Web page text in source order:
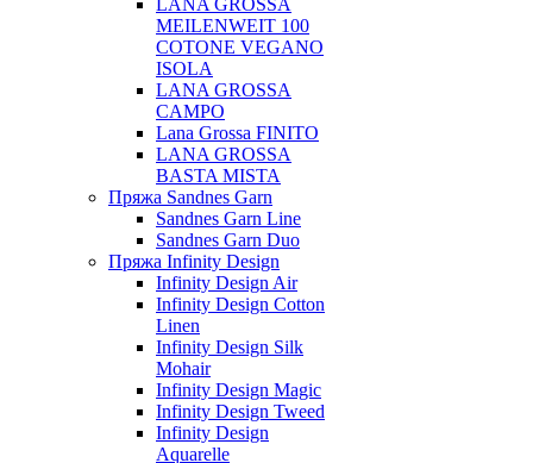
LANA GROSSA
MEILENWEIT 100
COTONE VEGANO
ISOLA
LANA GROSSA
CAMPO
Lana Grossa FINITO
LANA GROSSA
BASTA MISTA
Пряжа Sandnes Garn
Sandnes Garn Line
Sandnes Garn Duo
Пряжа Infinity Design
Infinity Design Air
Infinity Design Cotton
Linen
Infinity Design Silk
Mohair
Infinity Design Magic
Infinity Design Tweed
Infinity Design
Aquarelle